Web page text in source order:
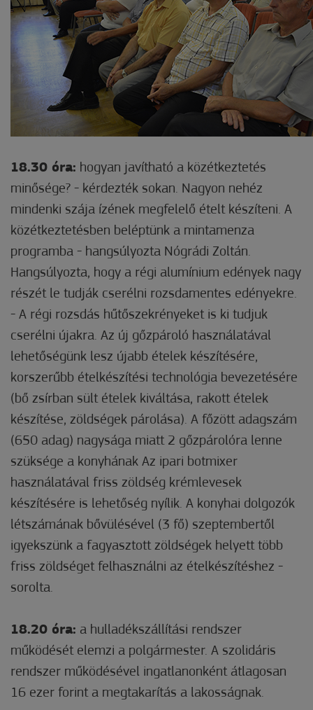
18.30 óra: hogyan javítható a közétkeztetés
minősége? - kérdezték sokan. Nagyon nehéz
mindenki szája ízének megfelelő ételt készíteni. A
közétkeztetésben beléptünk a mintamenza
programba - hangsúlyozta Nógrádi Zoltán.
Hangsúlyozta, hogy a régi alumínium edények nagy
részét le tudják cserélni rozsdamentes edényekre.
- A régi rozsdás hűtőszekrényeket is ki tudjuk
cserélni újakra. Az új gőzpároló használatával
lehetőségünk lesz újabb ételek készítésére,
korszerűbb ételkészítési technológia bevezetésére
(bő zsírban sült ételek kiváltása, rakott ételek
készítése, zöldségek párolása). A főzött adagszám
(650 adag) nagysága miatt 2 gőzpárolóra lenne
szüksége a konyhának Az ipari botmixer
használatával friss zöldség krémlevesek
készítésére is lehetőség nyílik. A konyhai dolgozók
létszámának bővülésével (3 fő) szeptembertől
igyekszünk a fagyasztott zöldségek helyett több
friss zöldséget felhasználni az ételkészítéshez -
sorolta.
18.20 óra: a hulladékszállítási rendszer
működését elemzi a polgármester. A szolidáris
rendszer működésével ingatlanonként átlagosan
16 ezer forint a megtakarítás a lakosságnak.